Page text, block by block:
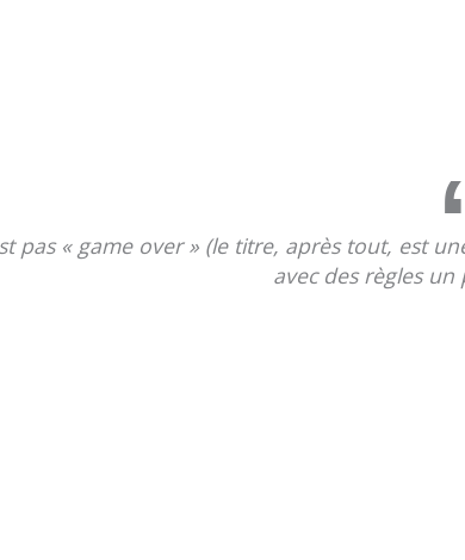
pas « game over » (le titre, après tout, est
avec des règles